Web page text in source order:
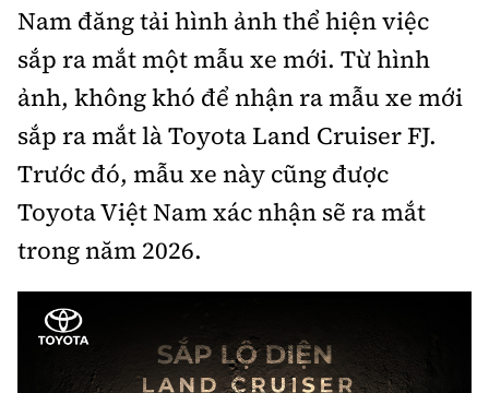
Lái xe an toàn
Bồi thường bảo hiểm
Xe xanh
Video
Review xe
Giới thiệu xe
Tư vấn
Ảnh
Ô tô
Xe máy
Cơ quan chủ quản: Bộ Xây dựng
Nam đăng tải hình ảnh thể hiện việc
sắp ra mắt một mẫu xe mới. Từ hình
ảnh, không khó để nhận ra mẫu xe mới
sắp ra mắt là Toyota Land Cruiser FJ.
Trước đó, mẫu xe này cũng được
Toyota Việt Nam xác nhận sẽ ra mắt
trong năm 2026.